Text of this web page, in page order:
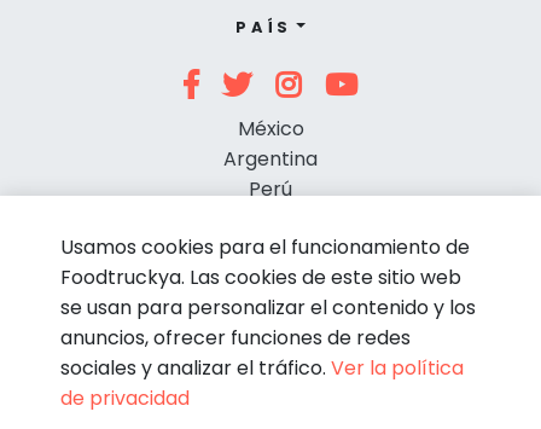
PAÍS
México
Argentina
Perú
© Foodtruckya 2026
Usamos cookies para el funcionamiento de
Foodtruckya. Las cookies de este sitio web
se usan para personalizar el contenido y los
anuncios, ofrecer funciones de redes
sociales y analizar el tráfico. Ver la política
de privacidad